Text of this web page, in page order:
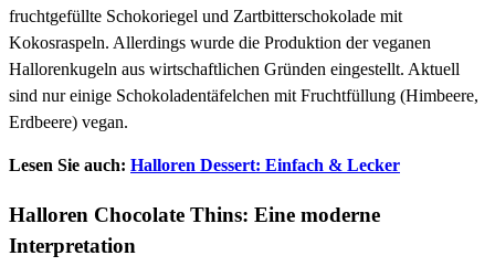
fruchtgefüllte Schokoriegel und Zartbitterschokolade mit
Kokosraspeln. Allerdings wurde die Produktion der veganen
Hallorenkugeln aus wirtschaftlichen Gründen eingestellt. Aktuell
sind nur einige Schokoladentäfelchen mit Fruchtfüllung (Himbeere,
Erdbeere) vegan.
Lesen Sie auch: Halloren Dessert: Einfach & Lecker
Halloren Chocolate Thins: Eine moderne
Interpretation